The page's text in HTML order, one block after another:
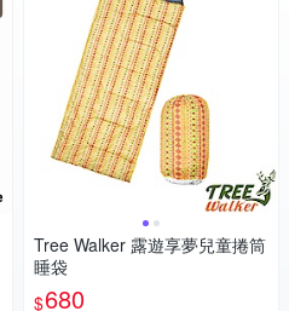
Tree Walker 露遊享夢兒童捲筒
睡袋
$680